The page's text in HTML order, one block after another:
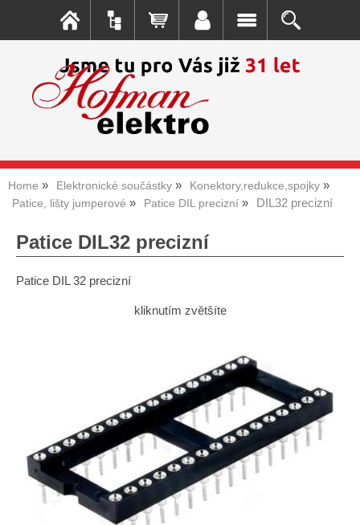
Home Elektronické součástky
Konektory,redukce,spojky
Patice, lišty jumperové
Patice DIL precizní DIL32 precizní
Patice DIL32 precizní
Patice DIL 32 precizní
kliknutím zvětšíte